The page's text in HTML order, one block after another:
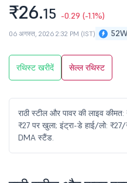
₹26.15 -0.29 (-1.1%)
06 अगस्त, 2026 2:32 PM (IST)
रथिस्ट खरीदें सेल्ल रथिस्ट
राठी स्टील और पावर की लाइव
₹27 पर खुला; इंट्रा-डे हाई/लो:
DMA स्टैंड.